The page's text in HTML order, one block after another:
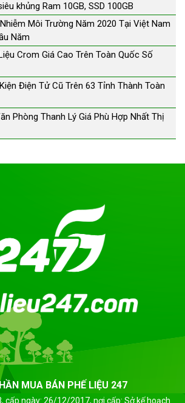
khủng Ram 10GB, SSD 100GB
Môi Trường Năm 2020 Tại Việt Nam
Năm
Crom Giá Cao Trên Toàn Quốc Số
Điện Tử Cũ Trên 63 Tỉnh Thành Toàn
Phòng Thanh Lý Giá Phù Hợp Nhất Thị
MUA BÁN PHẾ LIỆU 247
cấp ngày: 26/12/2017, nơi cấp: Sở kế hoạch